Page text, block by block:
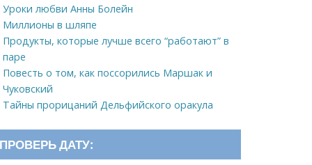
Уроки любви Анны Болейн
Миллионы в шляпе
Продукты, которые лучше всего “работают” в
паре
Повесть о том, как поссорились Маршак и
Чуковский
Тайны прорицаний Дельфийского оракула
ПРОВЕРЬ ДАТУ: